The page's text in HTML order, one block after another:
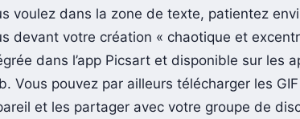
voulez dans la zone de texte, patientez
devant votre création « chaotique et
dans l’app Picsart et disponible sur les
Vous pouvez par ailleurs télécharger les
et les partager avec votre groupe de